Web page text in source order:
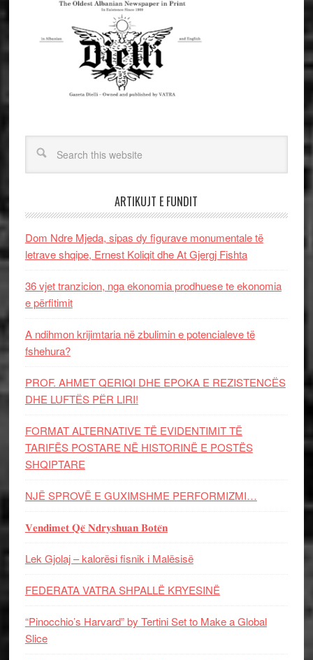
ARTIKUJT E FUNDIT
Dom Ndre Mjeda, sipas dy figurave monumentale të
letrave shqipe, Ernest Koliqit dhe At Gjergj Fishta
36 vjet tranzicion, nga ekonomia prodhuese te ekonomia
e përfitimit
A ndihmon krijimtaria në zbulimin e potencialeve të
fshehura?
PROF. AHMET QERIQI DHE EPOKA E REZISTENCЁS
DHE LUFTЁS PЁR LIRI!
FORMAT ALTERNATIVE TË EVIDENTIMIT TË
TARIFËS POSTARE NË HISTORINË E POSTËS
SHQIPTARE
NJË SPROVË E GUXIMSHME PERFORMIZMI…
𝐕𝐞𝐧𝐝𝐢𝐦𝐞𝐭 𝐐𝐞̈ 𝐍𝐝𝐫𝐲𝐬𝐡𝐮𝐚𝐧 𝐁𝐨𝐭𝐞̈𝐧
Lek Gjolaj – kalorësi fisnik i Malësisë
FEDERATA VATRA SHPALLË KRYESINË
“Pinocchio’s Harvard” by Tertini Set to Make a Global
Slice